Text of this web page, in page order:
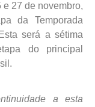
e 27 de novembro,
da Temporada
será a sétima
do principal
a esta